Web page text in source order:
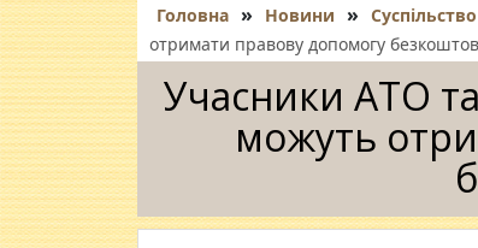
Головна » Новини » Суспільство
отримати правову допомогу
Учасники АТО
можуть